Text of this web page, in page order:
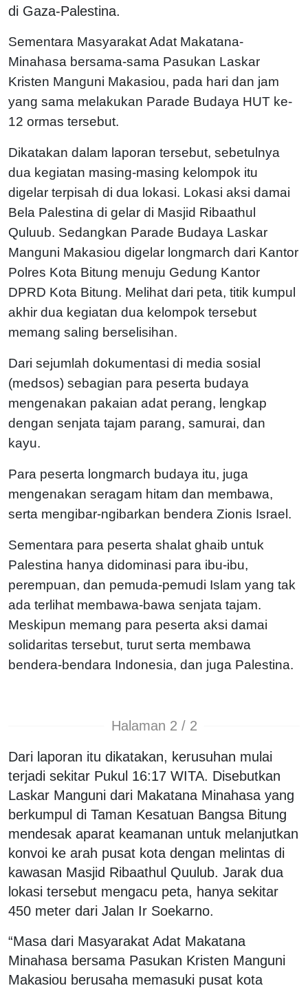
di Gaza-Palestina.
Sementara Masyarakat Adat Makatana-
Minahasa bersama-sama Pasukan Laskar
Kristen Manguni Makasiou, pada hari dan jam
yang sama melakukan Parade Budaya HUT ke-
12 ormas tersebut.
Dikatakan dalam laporan tersebut, sebetulnya
dua kegiatan masing-masing kelompok itu
digelar terpisah di dua lokasi. Lokasi aksi damai
Bela Palestina di gelar di Masjid Ribaathul
Quluub. Sedangkan Parade Budaya Laskar
Manguni Makasiou digelar longmarch dari Kantor
Polres Kota Bitung menuju Gedung Kantor
DPRD Kota Bitung. Melihat dari peta, titik kumpul
akhir dua kegiatan dua kelompok tersebut
memang saling berselisihan.
Dari sejumlah dokumentasi di media sosial
(medsos) sebagian para peserta budaya
mengenakan pakaian adat perang, lengkap
dengan senjata tajam parang, samurai, dan
kayu.
Para peserta longmarch budaya itu, juga
mengenakan seragam hitam dan membawa,
serta mengibar-ngibarkan bendera Zionis Israel.
Sementara para peserta shalat ghaib untuk
Palestina hanya didominasi para ibu-ibu,
perempuan, dan pemuda-pemudi Islam yang tak
ada terlihat membawa-bawa senjata tajam.
Meskipun memang para peserta aksi damai
solidaritas tersebut, turut serta membawa
bendera-bendara Indonesia, dan juga Palestina.
Halaman 2 / 2
Dari laporan itu dikatakan, kerusuhan mulai
terjadi sekitar Pukul 16:17 WITA. Disebutkan
Laskar Manguni dari Makatana Minahasa yang
berkumpul di Taman Kesatuan Bangsa Bitung
mendesak aparat keamanan untuk melanjutkan
konvoi ke arah pusat kota dengan melintas di
kawasan Masjid Ribaathul Quulub. Jarak dua
lokasi tersebut mengacu peta, hanya sekitar
450 meter dari Jalan Ir Soekarno.
“Masa dari Masyarakat Adat Makatana
Minahasa bersama Pasukan Kristen Manguni
Makasiou berusaha memasuki pusat kota